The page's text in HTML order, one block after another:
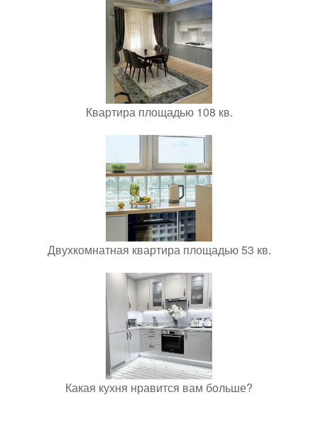
Квартира площадью 108 кв.
Двухкомнатная квартира площадью 53 кв.
Какая кухня нравится вам больше?